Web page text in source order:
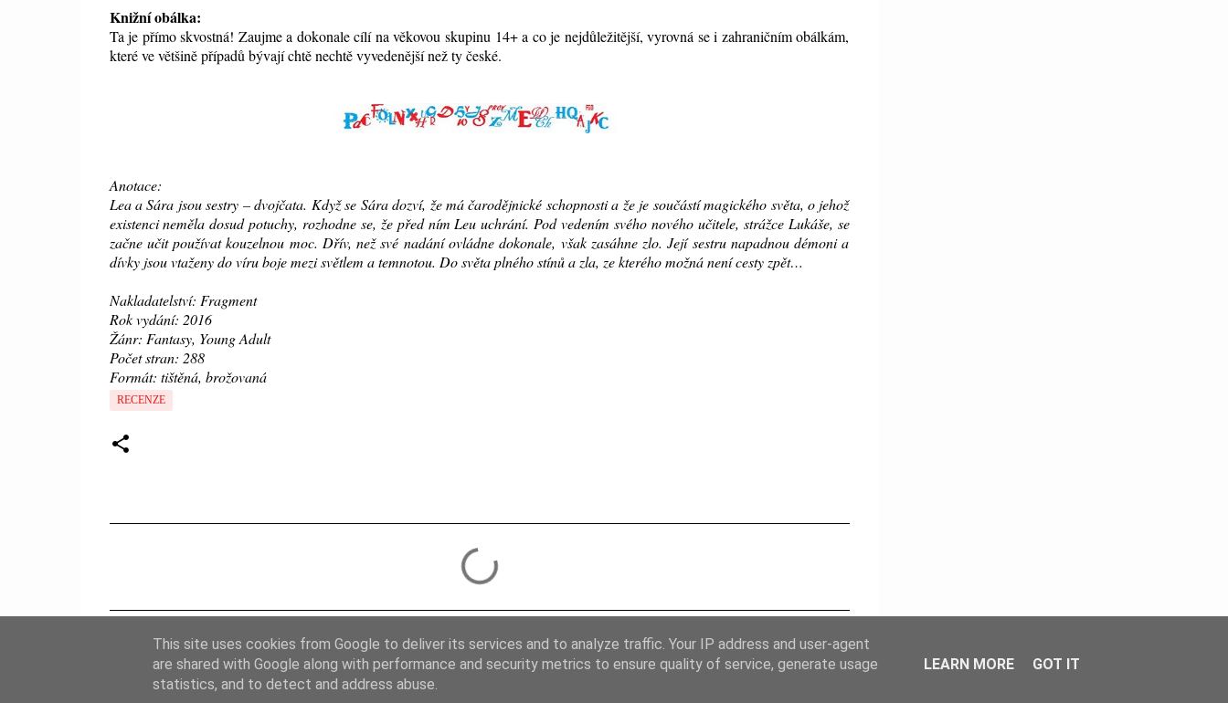
Knižní obálka:
Ta je přímo skvostná! Zaujme a dokonale cílí na věkovou skupinu 14+ a co je nejdůležitější, vyrovná se i zahraničním obálkám,
které ve většině případů bývají chtě nechtě vyvedenější než ty české.
Anotace:
Lea a Sára jsou sestry – dvojčata. Když se Sára dozví, že má čarodějnické schopnosti a že je součástí magického světa, o jehož
existenci neměla dosud potuchy, rozhodne se, že před ním Leu uchrání. Pod vedením svého nového učitele, strážce Lukáše, se
začne učit používat kouzelnou moc. Dřív, než své nadání ovládne dokonale, však zasáhne zlo. Její sestru napadnou démoni a
dívky jsou vtaženy do víru boje mezi světlem a temnotou. Do světa plného stínů a zla, ze kterého možná není cesty zpět…
Nakladatelství: Fragment
Rok vydání: 2016
Žánr: Fantasy, Young Adult
Počet stran: 288
Formát: tištěná, brožovaná
RECENZE
m
This site uses cookies from Google to deliver its services and to analyze traffic. Your IP address and user-agent
are shared with Google along with performance and security metrics to ensure quality of service, generate usage
statistics, and to detect and address abuse.
LEARN MORE GOT IT